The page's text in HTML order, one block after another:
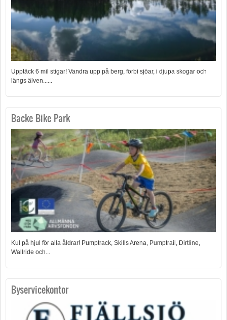
Upptäck 6 mil stigar! Vandra upp på berg, förbi sjöar, i djupa skogar och
längs älven......
Backe Bike Park
Kul på hjul för alla åldrar! Pumptrack, Skills Arena, Pumptrail, Dirtline,
Wallride och...
Byservicekontor